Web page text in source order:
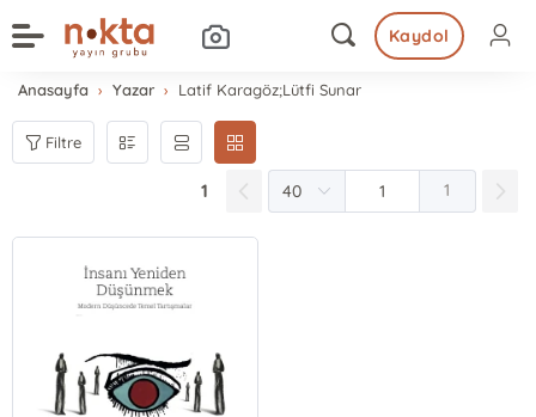
Kaydol
Anasayfa Yazar Latif Karagöz;Lütfi Sunar
Filtre
1 1